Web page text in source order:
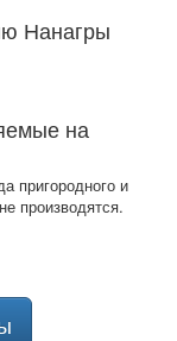
Нанагры
на
пригородного и
производятся.